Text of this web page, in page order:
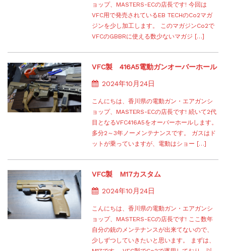
ョップ、MASTERS-ECの店長です! 今回は
VFC用で発売されているEB TECHのCo2マガ
ジンを少し加工します。 このマガジンCo2で
VFCのGBBRに使える数少ないマガジ […]
VFC製 416A5電動ガンオーバーホール
2024年10月24日
こんにちは、香川県の電動ガン・エアガンシ
ョップ、MASTERS-ECの店長です! 続いて2代
目となるVFC416A5をオーバーホールします。
多分2～3年ノーメンテナンスです。 ガスはド
ットが乗っていますが、電動はショー […]
VFC製 M17カスタム
2024年10月24日
こんにちは、香川県の電動ガン・エアガンシ
ョップ、MASTERS-ECの店長です! ここ数年
自分の銃のメンテナンスが出来てないので、
少しずつしていきたいと思います。 まずは、